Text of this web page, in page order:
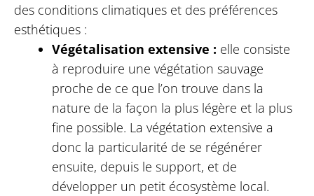
des conditions climatiques et des préférences
esthétiques :
Végétalisation extensive : elle consiste
à reproduire une végétation sauvage
proche de ce que l’on trouve dans la
nature de la façon la plus légère et la plus
fine possible. La végétation extensive a
donc la particularité de se régénérer
ensuite, depuis le support, et de
développer un petit écosystème local.